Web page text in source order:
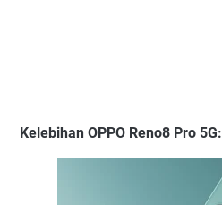
Kelebihan OPPO Reno8 Pro 5G: